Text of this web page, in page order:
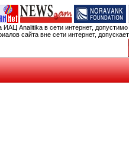
ИАЦ Analitika в сети интернет,
сайта вне сети интернет,